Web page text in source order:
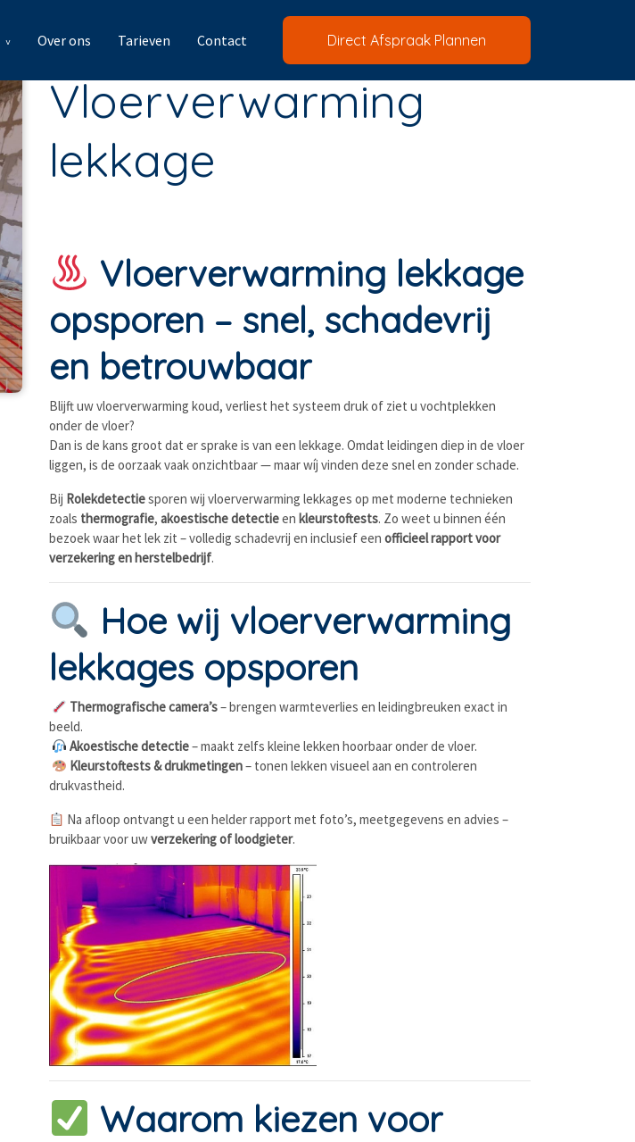
Over ons Tarieven Contact Direct Afspraak Plannen
Vloerverwarming
lekkage
Vloerverwarming lekkage
opsporen – snel, schadevrij
en betrouwbaar
Blijft uw vloerverwarming koud, verliest het systeem druk of ziet u vochtplekken
onder de vloer?
Dan is de kans groot dat er sprake is van een lekkage. Omdat leidingen diep in de vloer
liggen, is de oorzaak vaak onzichtbaar — maar wíj vinden deze snel en zonder schade.
Bij Rolekdetectiesporen wij vloerverwarming lekkages op met moderne technieken
zoals thermografie, akoestische detectieen kleurstoftests. Zo weet u binnen één
bezoek waar het lek zit – volledig schadevrij en inclusief een officieel rapport voor
verzekering en herstelbedrijf.
Hoe wij vloerverwarming
lekkages opsporen
Thermografische camera’s– brengen warmteverlies en leidingbreuken exact in
beeld.
Akoestische detectie– maakt zelfs kleine lekken hoorbaar onder de vloer.
Kleurstoftests & drukmetingen– tonen lekken visueel aan en controleren
drukvastheid.
Na afloop ontvangt u een helder rapport met foto’s, meetgegevens en advies –
bruikbaar voor uwverzekering of loodgieter.
Waarom kiezen voor